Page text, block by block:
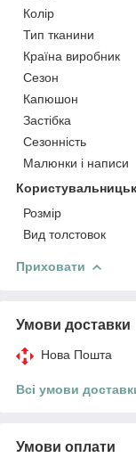
Колір
Тип тканини
Країна виробник
Сезон
Капюшон
Застібка
Сезонність
Малюнки і написи
Розмір
Вид толстовок
Приховати
Умови доставки
Нова Пошта
Всі умови
Умови оплати